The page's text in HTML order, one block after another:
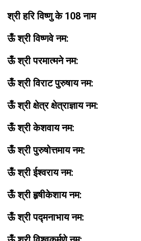
श्री हरि विष्णु के 108 नाम
ऊँ श्री विष्णवे नम:
ऊँ श्री परमात्मने नम:
ऊँ श्री विराट पुरुषाय नम:
ऊँ श्री क्षेत्र क्षेत्राज्ञाय नम:
ऊँ श्री केशवाय नम:
ऊँ श्री पुरुषोत्तमाय नम:
ऊँ श्री ईश्वराय नम:
ऊँ श्री हृषीकेशाय नम:
ऊँ श्री पद्मनाभाय नम: